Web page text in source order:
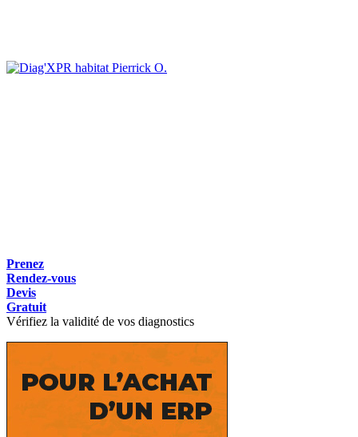
Pierrick O.
Prenez
Rendez-vous
Devis
Gratuit
Vérifiez la validité de vos diagnostics